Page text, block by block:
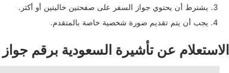
يشترط أن يحتوي جواز السفر على صفحتين خاليتين أو أكثر.
يجب أن يتم تقديم صورة شخصية خاصة بالمتقدم.
الاستعلام عن تأشيرة السعودية برقم